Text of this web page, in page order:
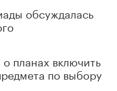
обсуждалась
планах включить
по выбору